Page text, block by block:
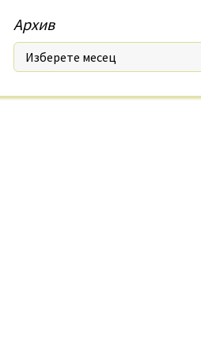
Архив